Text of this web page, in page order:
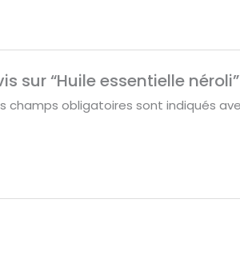
sur “Huile essentielle néroli”
champs obligatoires sont indiqués